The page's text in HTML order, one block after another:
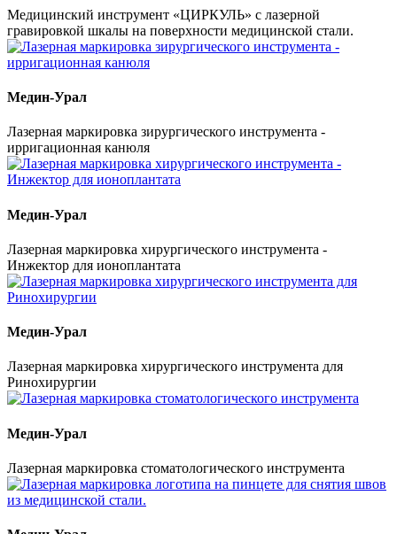
Медицинский инструмент «ЦИРКУЛЬ» с лазерной
гравировкой шкалы на поверхности медицинской стали.
Медин-Урал
Лазерная маркировка зирургического инструмента -
ирригационная канюля
Медин-Урал
Лазерная маркировка хирургического инструмента -
Инжектор для ионоплантата
Медин-Урал
Лазерная маркировка хирургического инструмента для
Ринохирургии
Медин-Урал
Лазерная маркировка стоматологического инструмента